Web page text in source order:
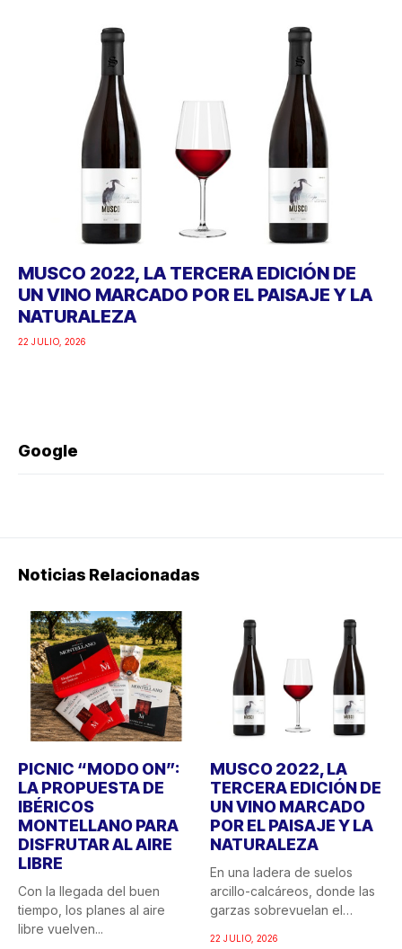
MUSCO 2022, LA TERCERA EDICIÓN DE
UN VINO MARCADO POR EL PAISAJE Y LA
NATURALEZA
22 JULIO, 2026
Google
Noticias Relacionadas
PICNIC “MODO ON”:
LA PROPUESTA DE
IBÉRICOS
MONTELLANO PARA
DISFRUTAR AL AIRE
LIBRE
Con la llegada del buen
tiempo, los planes al aire
libre vuelven...
MUSCO 2022, LA
TERCERA EDICIÓN DE
UN VINO MARCADO
POR EL PAISAJE Y LA
NATURALEZA
En una ladera de suelos
arcillo-calcáreos, donde las
garzas sobrevuelan el
22 JULIO, 2026